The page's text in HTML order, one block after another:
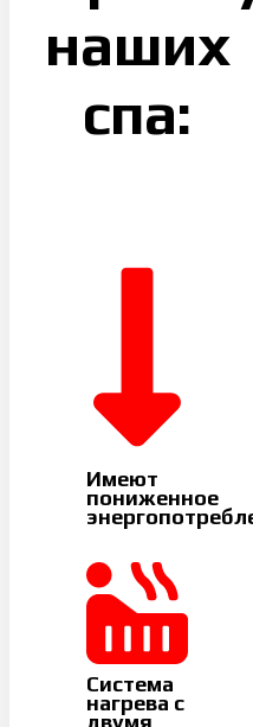
наших
спа:
Имеют
пониженное
Система
нагрева с
двумя